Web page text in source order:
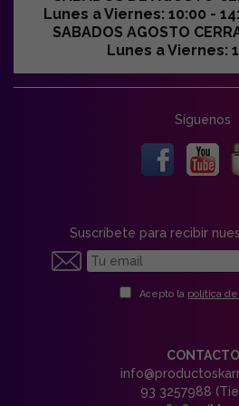
Lunes a Viernes: 10:00 -
SABADOS AGOSTO
Lunes a Viernes:
Síguenos
Suscríbete para recibir
Acepto la política
CONTACTO
93 3257988